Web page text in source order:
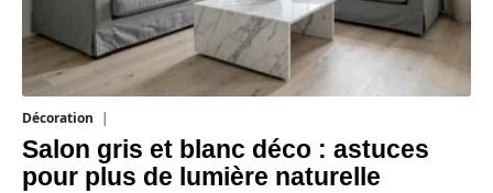
Décoration
Salon gris et blanc déco : astuces
pour plus de lumière naturelle